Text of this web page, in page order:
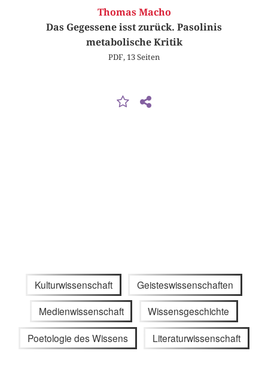
Thomas Macho
Das Gegessene isst zurück. Pasolinis
metabolische Kritik
PDF, 13 Seiten
Kulturwissenschaft Geisteswissenschaften
Medienwissenschaft Wissensgeschichte
Poetologie des Wissens Literaturwissenschaft